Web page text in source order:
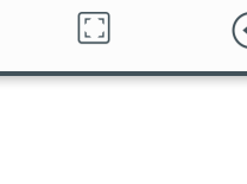
1870